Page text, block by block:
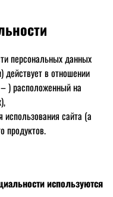
персональных данных
в отношении
) расположенный на
сайта (а
продуктов.
используются